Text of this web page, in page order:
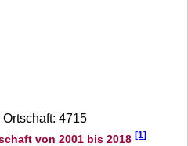
4715
von 2001 bis 2018 [1]